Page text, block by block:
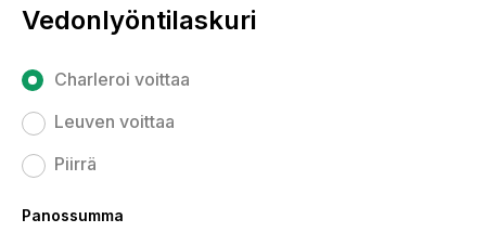
Vedonlyöntilaskuri
Charleroi voittaa
Leuven voittaa
Piirrä
Panossumma